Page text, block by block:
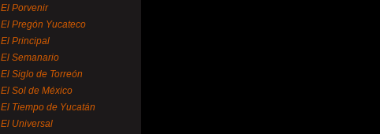
El Porvenir
El Pregón Yucateco
El Principal
El Semanario
El Siglo de Torreón
El Sol de México
El Tiempo de Yucatán
El Universal